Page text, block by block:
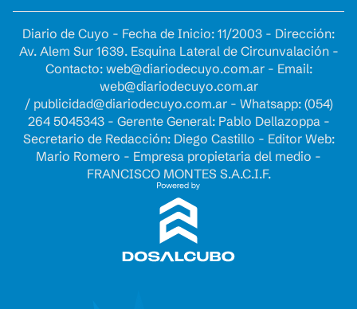
Diario de Cuyo - Fecha de Inicio: 11/2003 - Dirección:
Av. Alem Sur 1639. Esquina Lateral de Circunvalación -
Contacto: web@diariodecuyo.com.ar- Email:
web@diariodecuyo.com.ar
/ publicidad@diariodecuyo.com.ar- Whatsapp: (054)
264 5045343 - Gerente General: Pablo Dellazoppa -
Secretario de Redacción: Diego Castillo - Editor Web:
Mario Romero - Empresa propietaria del medio -
FRANCISCO MONTES S.A.C.I.F.